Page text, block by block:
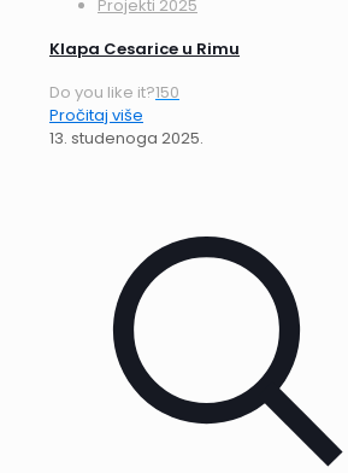
Projekti 2025
Klapa Cesarice u Rimu
Do you like it?150
Pročitaj više
13. studenoga 2025.